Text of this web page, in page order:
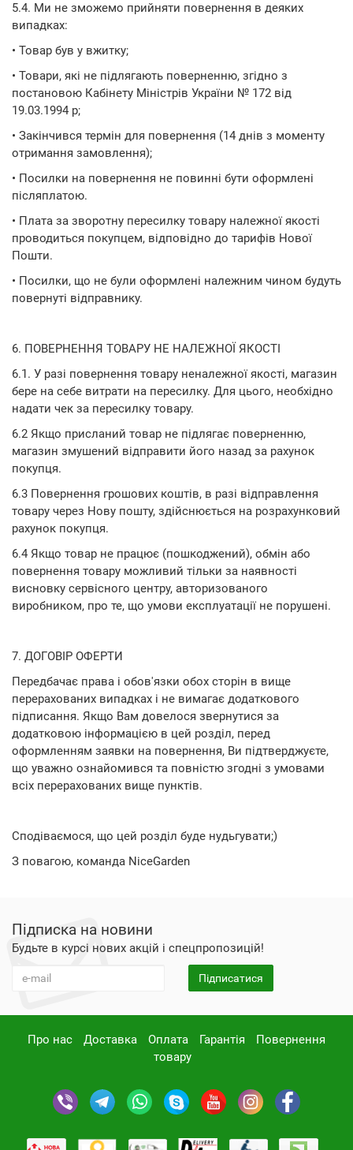
5.4. Ми не зможемо прийняти повернення в деяких
випадках:
• Товар був у вжитку;
• Товари, які не підлягають поверненню, згідно з
постановою Кабінету Міністрів України № 172 від
19.03.1994 р;
• Закінчився термін для повернення (14 днів з моменту
отримання замовлення);
• Посилки на повернення не повинні бути оформлені
післяплатою.
• Плата за зворотну пересилку товару належної якості
проводиться покупцем, відповідно до тарифів Нової
Пошти.
• Посилки, що не були оформлені належним чином будуть
повернуті відправнику.
6. ПОВЕРНЕННЯ ТОВАРУ НЕ НАЛЕЖНОЇ ЯКОСТІ
6.1. У разі повернення товару неналежної якості, магазин
бере на себе витрати на пересилку. Для цього, необхідно
надати чек за пересилку товару.
6.2 Якщо присланий товар не підлягає поверненню,
магазин змушений відправити його назад за рахунок
покупця.
6.3 Повернення грошових коштів, в разі відправлення
товару через Нову пошту, здійснюється на розрахунковий
рахунок покупця.
6.4 Якщо товар не працює (пошкоджений), обмін або
повернення товару можливий тільки за наявності
висновку сервісного центру, авторизованого
виробником, про те, що умови експлуатації не порушені.
7. ДОГОВІР ОФЕРТИ
Передбачає права і обов'язки обох сторін в вище
перерахованих випадках і не вимагає додаткового
підписання. Якщо Вам довелося звернутися за
додатковою інформацією в цей розділ, перед
оформленням заявки на повернення, Ви підтверджуєте,
що уважно ознайомився та повністю згодні з умовами
всіх перерахованих вище пунктів.
Сподіваємося, що цей розділ буде нудьгувати;)
З повагою, команда NiceGarden
Підписка на новини
Будьте в курсі нових акцій і спецпропозицій!
Підписатися
Про нас Доставка Оплата Гарантія
Повернення
товару